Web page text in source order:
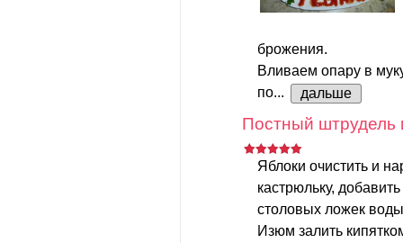
брожения.
Вливаем опару в
по...
дальше
Постный штрудель
Яблоки очистить и
кастрюльку,
столовых ложек
Изюм залить